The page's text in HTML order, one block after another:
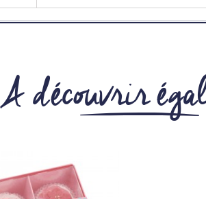
A découvrir